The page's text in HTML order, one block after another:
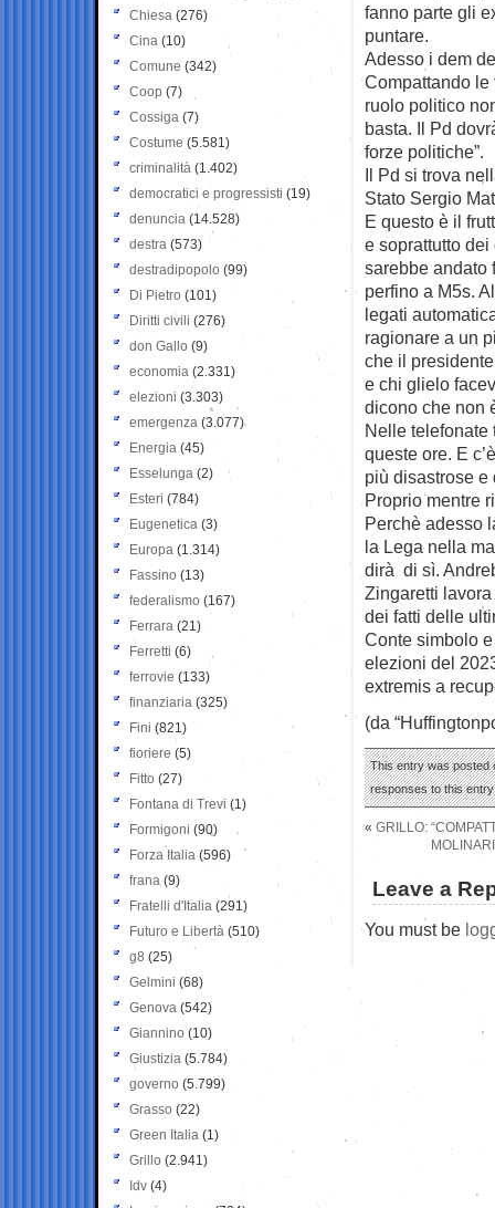
fanno parte gli
puntare.
Adesso i dem
Compattando le
ruolo politico
basta. Il Pd
forze politiche”.
Il Pd si trova
Stato Sergio
E questo è il
e soprattutto
sarebbe andato
perfino a M5s.
legati
ragionare a un
che il
e chi glielo
dicono che non
Nelle telefonate
queste ore. E
più disastrose
Proprio mentre
Perchè adesso
la Lega nella
dirà di sì.
Zingaretti
dei fatti delle
Conte simbolo
elezioni del
extremis a
(da
This entry was posted
responses to this
« GRILLO:
Leave a
You must be
Chiesa (276)
Cina (10)
Comune (342)
Coop (7)
Cossiga (7)
Costume (5.581)
criminalità (1.402)
democratici e progressisti (19)
denuncia (14.528)
destra (573)
destradipopolo (99)
Di Pietro (101)
Diritti civili (276)
don Gallo (9)
economia (2.331)
elezioni (3.303)
emergenza (3.077)
Energia (45)
Esselunga (2)
Esteri (784)
Eugenetica (3)
Europa (1.314)
Fassino (13)
federalismo (167)
Ferrara (21)
Ferretti (6)
ferrovie (133)
finanziaria (325)
Fini (821)
fioriere (5)
Fitto (27)
Fontana di Trevi (1)
Formigoni (90)
Forza Italia (596)
frana (9)
Fratelli d'Italia (291)
Futuro e Libertà (510)
g8 (25)
Gelmini (68)
Genova (542)
Giannino (10)
Giustizia (5.784)
governo (5.799)
Grasso (22)
Green Italia (1)
Grillo (2.941)
Idv (4)